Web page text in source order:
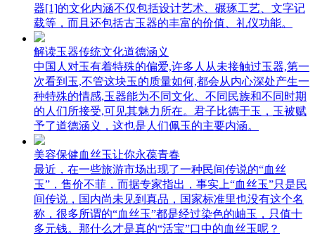
器[1]的文化内涵不仅包括设计艺术、碾琢工艺、文字记
载等，而且还包括古玉器的丰富的价值、礼仪功能。
解读玉器传统文化道德涵义
中国人对玉有着特殊的偏爱,许多人从未接触过玉器,第一
次看到玉,不管这块玉的质量如何,都会从内心深处产生一
种特殊的情感,玉器能为不同文化、不同民族和不同时期
的人们所接受,可见其魅力所在。君子比德于玉，玉被赋
予了道德涵义，这也是人们佩玉的主要内涵。
美容保健血丝玉让你永葆青春
最近，在一些旅游市场出现了一种民间传说的“血丝
玉”，售价不菲，而据专家指出，事实上“血丝玉”只是民
间传说，国内尚未见到真品，国家标准里也没有这个名
称，很多所谓的“血丝玉”都是经过染色的岫玉，只值十
多元钱。那什么才是真的“活宝”口中的血丝玉呢？